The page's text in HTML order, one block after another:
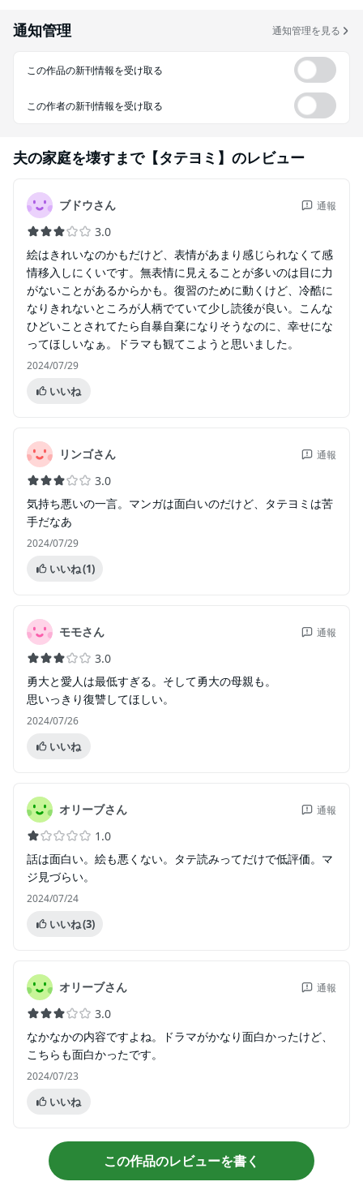
通知管理 通知管理を見る
この作品の新刊情報を受け取る
この作者の新刊情報を受け取る
夫の家庭を壊すまで【タテヨミ】 のレビュー
ブドウさん 通報
3.0
絵はきれいなのかもだけど、表情があまり感じられなくて感
情移入しにくいです。無表情に見えることが多いのは目に力
がないことがあるからかも。復習のために動くけど、冷酷に
なりきれないところが人柄でていて少し読後が良い。こんな
ひどいことされてたら自暴自棄になりそうなのに、幸せにな
ってほしいなぁ。ドラマも観てこようと思いました。
2024/07/29
いいね
リンゴさん 通報
3.0
気持ち悪いの一言。マンガは面白いのだけど、タテヨミは苦
手だなあ
2024/07/29
いいね(1)
モモさん 通報
3.0
勇大と愛人は最低すぎる。そして勇大の母親も。
思いっきり復讐してほしい。
2024/07/26
いいね
オリーブさん 通報
1.0
話は面白い。絵も悪くない。タテ読みってだけで低評価。マ
ジ見づらい。
2024/07/24
いいね(3)
オリーブさん 通報
3.0
なかなかの内容ですよね。ドラマがかなり面白かったけど、
こちらも面白かったです。
2024/07/23
いいね
この作品のレビューを書く